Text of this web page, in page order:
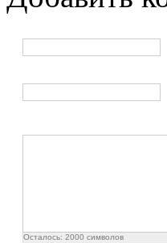
Осталось: 2000 символов